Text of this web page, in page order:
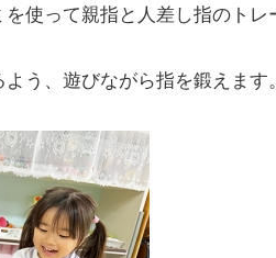
使って親指と人差し指のトレ
う、遊びながら指を鍛えます